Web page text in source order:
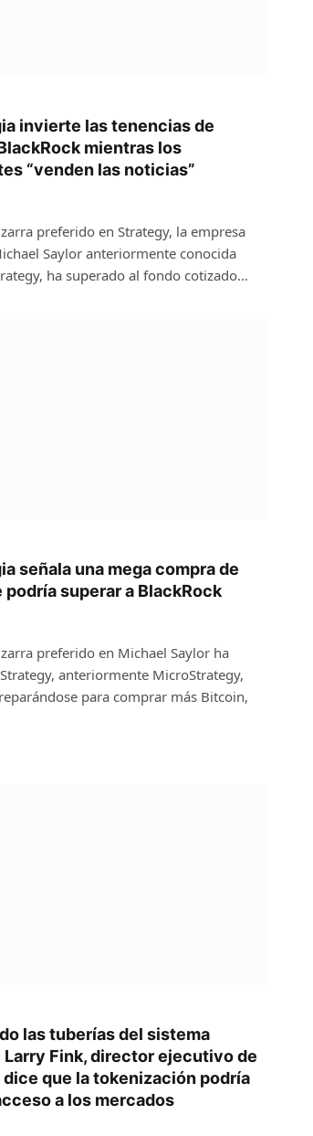
invierte las tenencias de
mientras los
“venden las noticias”
preferido en Strategy, la empresa
Saylor anteriormente conocida
ha superado al fondo cotizado…
señala una mega compra de
podría superar a BlackRock
preferido en Michael Saylor ha
anteriormente MicroStrategy,
para comprar más Bitcoin,
las tuberías del sistema
Larry Fink, director ejecutivo de
dice que la tokenización podría
a los mercados